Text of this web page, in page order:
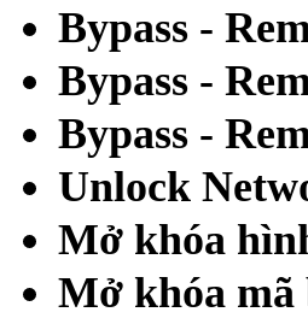
Bypass -
Bypass -
Bypass -
Unlock
Mở khóa
Mở khóa mã